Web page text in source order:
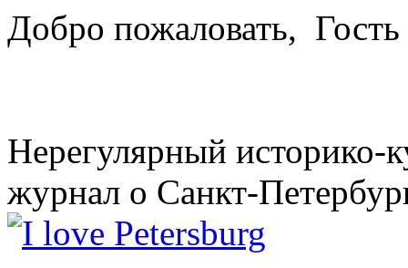
Добро пожаловать, Гость
Нерегулярный историко-
журнал о Санкт-